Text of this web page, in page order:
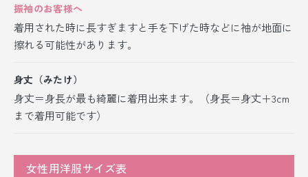
振袖のお客様へ
着用された時に長すぎますと手を下げた時などに袖が地面に
擦れる可能性があります。
身丈（みたけ）
身丈＝身長が最も綺麗に着用出来ます。（身長＝身丈＋3cm
まで着用可能です）
女性用洋服サイズ表